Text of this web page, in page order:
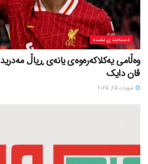
دسته‌بندی نشده
وەڵامی یەکلاکەرەوەی یانەی ڕیاڵ
ڤان دایک
شوبات 25, 2025